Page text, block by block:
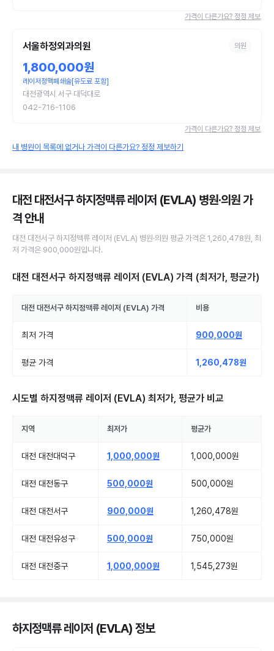
가격이 다른가요? 정정 제보
서울하정외과의원 의원
1,800,000원
레이저정맥폐쇄술[유도료 포함]
대전광역시 서구 대덕대로
042-716-1106
가격이 다른가요? 정정 제보
내 병원이 목록에 없거나 가격이 다른가요? 정정 제보하기
대전 대전서구 하지정맥류 레이저 (EVLA) 병원·의원가
격 안내
대전 대전서구 하지정맥류 레이저 (EVLA) 병원·의원 평균 가격은 1,260,478원 , 최
저 가격은 900,000원입니다.
대전 대전서구 하지정맥류 레이저 (EVLA) 가격 (최저가, 평균가)
대전 대전서구 하지정맥류 레이저 (EVLA) 가격 비용
최저 가격 900,000원
평균 가격 1,260,478원
시도별 하지정맥류 레이저 (EVLA) 최저가, 평균가 비교
지역 최저가 평균가
대전 대전대덕구 1,000,000원 1,000,000원
대전 대전동구 500,000원 500,000원
대전 대전서구 900,000원 1,260,478원
대전 대전유성구 500,000원 750,000원
대전 대전중구 1,000,000원 1,545,273원
하지정맥류 레이저 (EVLA) 정보